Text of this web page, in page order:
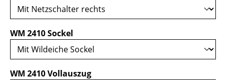
WM 2410 Sockel
WM 2410 Vollauszugauswählen